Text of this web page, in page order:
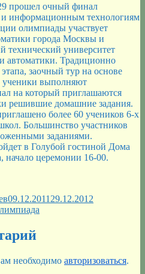
прошел очный финал
информационным технологиям
олимпиады участвует
города Москвы и
технический университет
автоматики. Традиционно
заочный тур на основе
выполняют
на который приглашаются
решившие домашние задания.
более 60 учеников 6-х
Большинство участников
заданиями.
в Голубой гостиной Дома
начало церемонии 16-00.
09.12.2011 29.12.2012
необходимо авторизоваться.